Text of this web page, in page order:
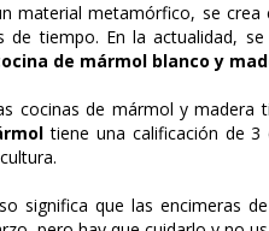
material metamórfico, se
de tiempo. En la actualidad,
de mármol blanco y
cocinas de mármol y madera
tiene una calificación de
significa que las encimeras